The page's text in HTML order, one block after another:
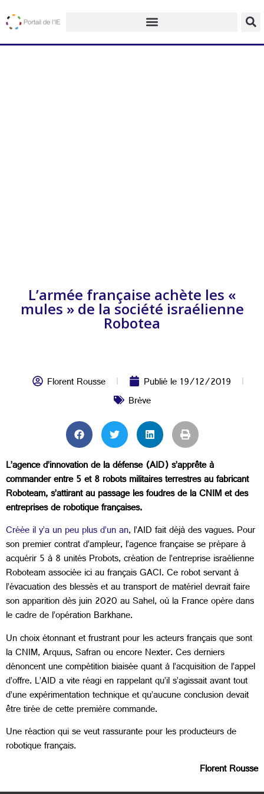
L’armée française achète les «
mules » de la société israélienne
Robotea
Florent Rousse Publié le19/12/2019
Brève
L’agence d’innovation de la défense (AID) s’apprête à
commander entre 5 et 8 robots militaires terrestres au fabricant
Roboteam, s’attirant au passage les foudres de la CNIM et des
entreprises de robotique françaises.
Créée il y’a un peu plus d’un an, l’AID fait déjà des vagues. Pour
son premier contrat d’ampleur, l’agence française se prépare à
acquérir 5 à 8 unités Probots, création de l’entreprise israélienne
Roboteam associée ici au français GACI. Ce robot servant à
l’évacuation des blessés et au transport de matériel devrait faire
son apparition dès juin 2020 au Sahel, où la France opère dans
le cadre de l’opération Barkhane.
Un choix étonnant et frustrant pour les acteurs français que sont
la CNIM, Arquus, Safran ou encore Nexter. Ces derniers
dénoncent une compétition biaisée quant à l’acquisition de l’appel
d’offre. L’AID a vite réagi en rappelant qu’il s’agissait avant tout
d’une expérimentation technique et qu’aucune conclusion devait
être tirée de cette première commande.
Une réaction qui se veut rassurante pour les producteurs de
robotique français.
Florent Rousse